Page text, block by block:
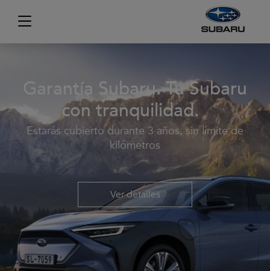
Garantía Subaru. Tu Subaru
con tranquilidad.
Estarás cubierto durante 3 años, sin límite de
kilómetros
Ver detalles